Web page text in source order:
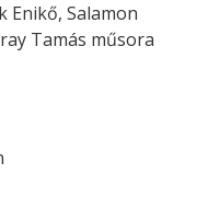
Enikő, Salamon
Tamás műsora